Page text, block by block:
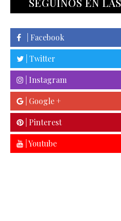
| Facebook
| Twitter
| Instagram
| Google +
| Pinterest
| Youtube